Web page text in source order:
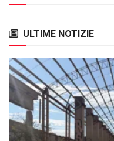
ULTIME NOTIZIE